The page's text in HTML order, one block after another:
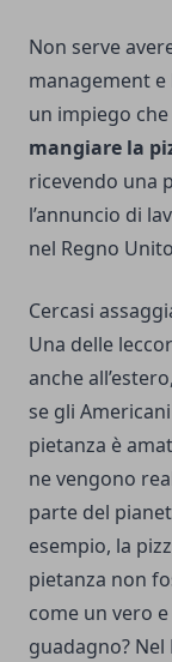
Non serve
management e
un impiego
mangiare la
ricevendo una
l’annuncio di
nel Regno
Cercasi
Una delle
anche
se gli
pietanza è
ne vengono
parte del
esempio, la
pietanza non
come un vero
guadagno?